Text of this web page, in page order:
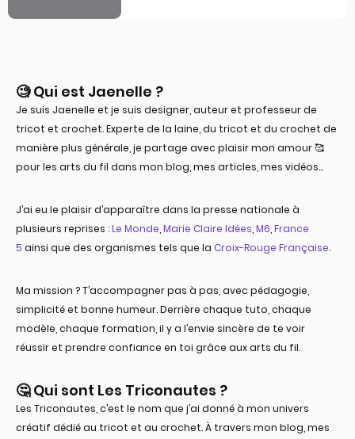
🧐 Qui est Jaenelle ?​
Je suis Jaenelle et je suis designer, auteur et professeur de
tricot et crochet. Experte de la laine, du tricot et du crochet de
manière plus générale, je partage avec plaisir mon amour 🥰
pour les arts du fil dans mon blog, mes articles, mes vidéos…
J’ai eu le plaisir d’apparaître dans la presse nationale à
plusieurs reprises :Le Monde Marie Claire Idées M6 France
5 ainsi que des organismes tels que la Croix-Rouge Française.
Ma mission ? T’accompagner pas à pas, avec pédagogie,
simplicité et bonne humeur. Derrière chaque tuto, chaque
modèle, chaque formation, il y a l’envie sincère de te voir
réussir et prendre confiance en toi grâce aux arts du fil.
🤔 Qui sont Les Triconautes ?
Les Triconautes, c’est le nom que j’ai donné à mon univers
créatif dédié au tricot et au crochet. À travers mon blog, mes